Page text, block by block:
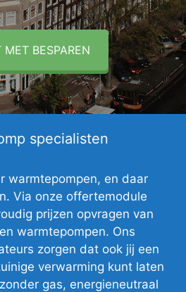
MET BESPAREN
specialisten
warmtepompen, en daar
Via onze offertemodule
prijzen opvragen van
warmtepompen. Ons
zorgen dat ook jij een
verwarming kunt laten
gas, energieneutraal